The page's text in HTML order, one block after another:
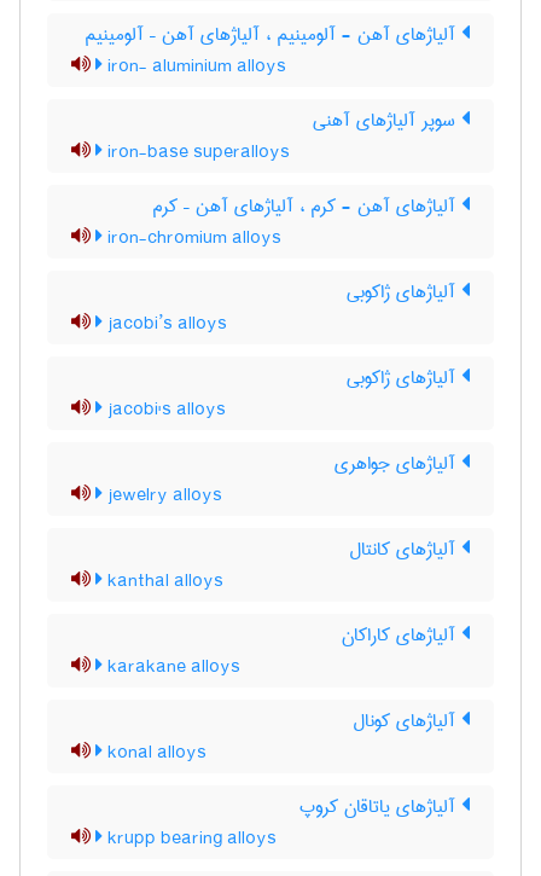
آلیاژهای آهن - آلومینیم ، آلیاژهای آهن – آلومینیم
iron- aluminium alloys
سوپر آلیاژهای آهنی
iron-base superalloys
آلیاژهای آهن - کرم ، آلیاژهای آهن – کرم
iron-chromium alloys
آلیاژهای ژاکوبی
jacobi’s alloys
آلیاژهای ژاکوبی
jacobi's alloys
آلیاژهای جواهری
jewelry alloys
آلیاژهای کانتال
kanthal alloys
آلیاژهای کاراکان
karakane alloys
آلیاژهای کونال
konal alloys
آلیاژهای یاتاقان کروپ
krupp bearing alloys